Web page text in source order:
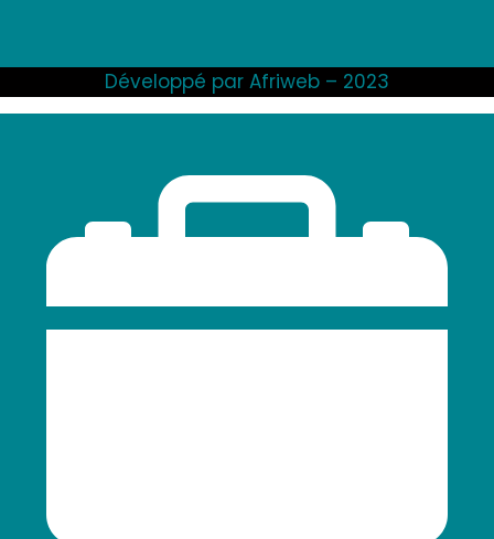
Développé par Afriweb – 2023